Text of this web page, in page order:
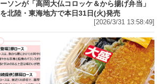
ーソンが「高岡大仏コロッケ＆から揚げ弁当」
を北陸・東海地方で本日31日(火)発売
[2026/3/31 13:58:49]